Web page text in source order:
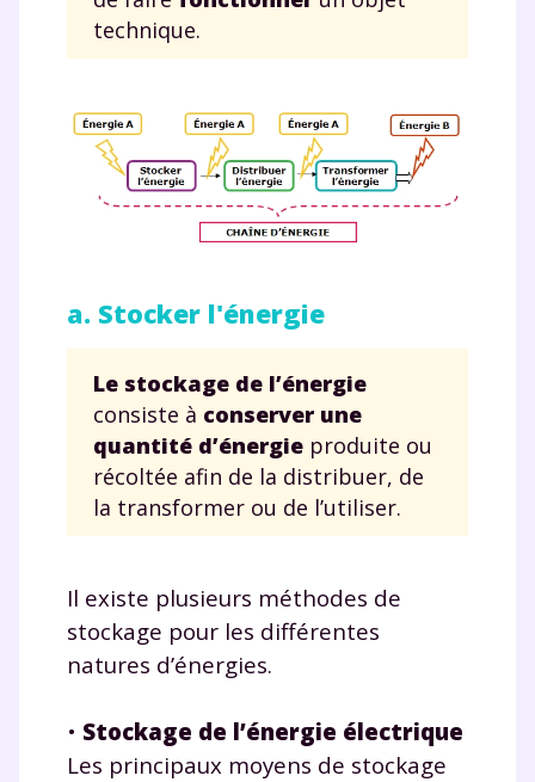
technique.
a. Stocker l'énergie
Le stockage de l’énergie
consiste à conserver une
quantité d’énergie produite ou
récoltée afin de la distribuer, de
la transformer ou de l’utiliser.
Il existe plusieurs méthodes de
stockage pour les différentes
natures d’énergies.
• Stockage de l’énergie électrique
Les principaux moyens de stockage